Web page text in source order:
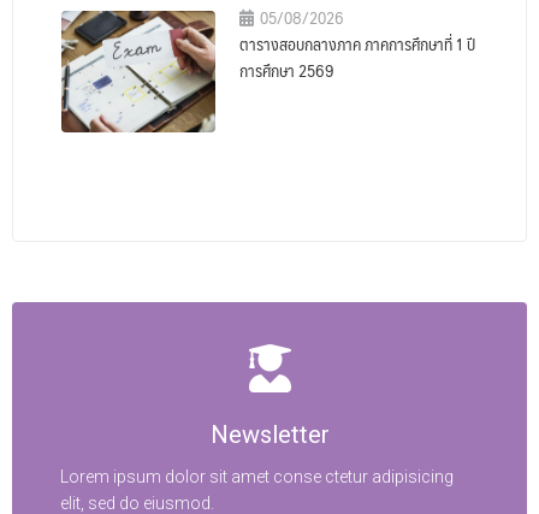
05/08/2026
ตารางสอบกลางภาค ภาคการศึกษาที่ 1 ปี
การศึกษา 2569
Newsletter
Lorem ipsum dolor sit amet conse ctetur adipisicing
elit, sed do eiusmod.